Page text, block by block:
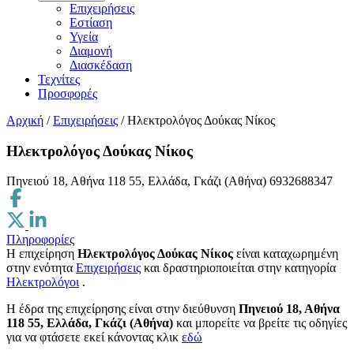
Επιχειρήσεις
Εστίαση
Υγεία
Διαμονή
Διασκέδαση
Τεχνίτες
Προσφορές
Αρχική / Επιχειρήσεις / Ηλεκτρολόγος Δούκας Νίκος
Ηλεκτρολόγος Δούκας Νίκος
Πηνειού 18, Αθήνα 118 55, Ελλάδα, Γκάζι (Αθήνα) 6932688347
Πληροφορίες
Η επιχείρηση Ηλεκτρολόγος Δούκας Νίκος είναι καταχωρημένη
στην ενότητα Επιχειρήσεις και δραστηριοποιείται στην κατηγορία
Ηλεκτρολόγοι .
H έδρα της επιχείρησης είναι στην διεύθυνση Πηνειού 18, Αθήνα
118 55, Ελλάδα, Γκάζι (Αθήνα) και μπορείτε να βρείτε τις οδηγίες
για να φτάσετε εκεί κάνοντας κλικ εδώ